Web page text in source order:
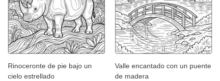
Rinoceronte de pie bajo un
cielo estrellado
Valle encantado con un puente
de madera